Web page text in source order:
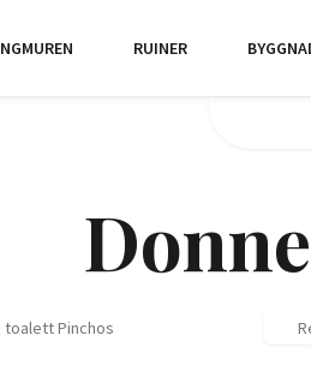
RUINER
toalett Pinchos